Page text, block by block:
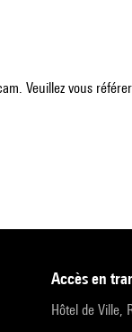
Veuillez vous
accès en
Hôtel de Ville,